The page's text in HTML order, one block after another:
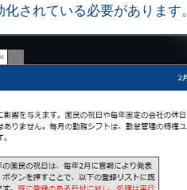
されている必要があります。